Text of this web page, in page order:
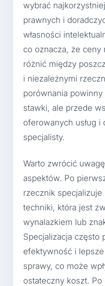
wybrać
prawnych i
własności
co oznacza, że ceny
różnić między
i niezależnymi
porównania
stawki, ale przede
oferowanych usług i
specjalisty.
Warto zwrócić
aspektów. Po
rzecznik
techniki, która jest
wynalazkiem lub
Specjalizacja często
efektywność i
sprawy, co może
ostateczny koszt.